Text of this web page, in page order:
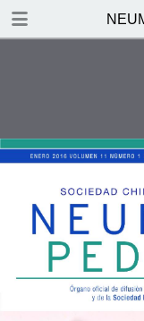
DOWNLOAD